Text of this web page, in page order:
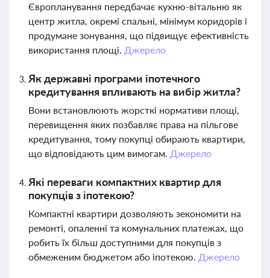
Європланування передбачає кухню-вітальню як
центр житла, окремі спальні, мінімум коридорів і
продумане зонування, що підвищує ефективність
використання площі. Джерело
Як державні програми іпотечного
кредитування впливають на вибір житла?
Вони встановлюють жорсткі нормативи площі,
перевищення яких позбавляє права на пільгове
кредитування, тому покупці обирають квартири,
що відповідають цим вимогам. Джерело
Які переваги компактних квартир для
покупців з іпотекою?
Компактні квартири дозволяють зекономити на
ремонті, опаленні та комунальних платежах, що
робить їх більш доступними для покупців з
обмеженим бюджетом або іпотекою. Джерело